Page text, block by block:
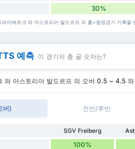
30%
이베르크 와 아스토리아 발도르프 의 홈+원정경기 기록을
예측 이 경기의 총 골 숫자는?
와 아스토리아 발도르프 의 오버 0.5 ~ 4.5
버) 전반/후반
SGV Freiberg
100%